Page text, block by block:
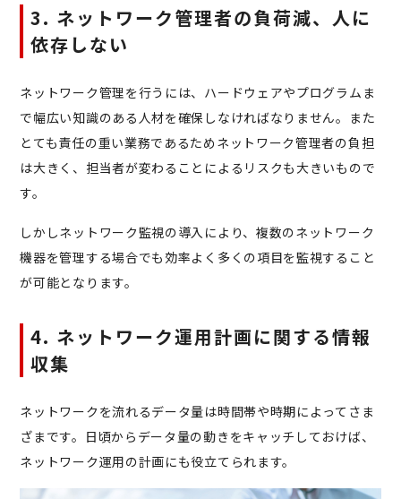
3. ネットワーク管理者の負荷減、人に
依存しない
ネットワーク管理を行うには、ハードウェアやプログラムま
で幅広い知識のある人材を確保しなければなりません。また
とても責任の重い業務であるためネットワーク管理者の負担
は大きく、担当者が変わることによるリスクも大きいもので
す。
しかしネットワーク監視の導入により、複数のネットワーク
機器を管理する場合でも効率よく多くの項目を監視すること
が可能となります。
4. ネットワーク運用計画に関する情報
収集
ネットワークを流れるデータ量は時間帯や時期によってさま
ざまです。日頃からデータ量の動きをキャッチしておけば、
ネットワーク運用の計画にも役立てられます。